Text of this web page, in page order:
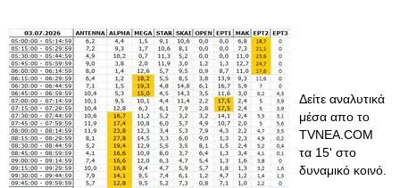
Δείτε αναλυτικά
μέσα απο το
TVNEA.COM
τα 15' στο
δυναμικό κοινό.